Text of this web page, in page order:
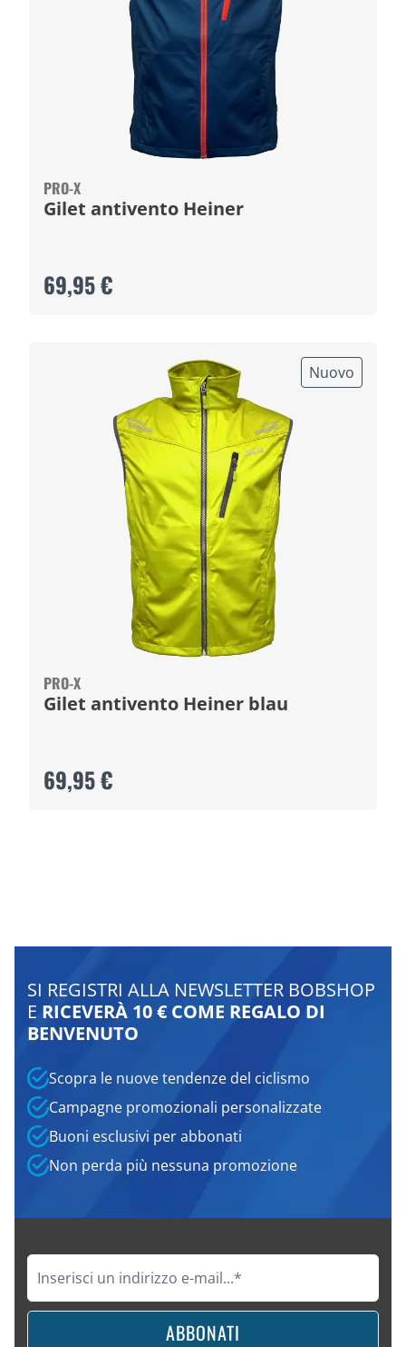
PRO-X
Gilet antivento Heiner
69,95 €
Nuovo
PRO-X
Gilet antivento Heiner blau
69,95 €
SI REGISTRI ALLA NEWSLETTER BOBSHOP
E RICEVERÀ 10 € COME REGALO DI
BENVENUTO
Scopra le nuove tendenze del ciclismo
Campagne promozionali personalizzate
Buoni esclusivi per abbonati
Non perda più nessuna promozione
ABBONATI